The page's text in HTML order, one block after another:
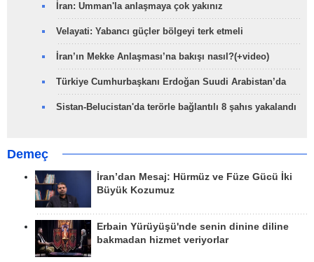
İran: Umman'la anlaşmaya çok yakınız
Velayati: Yabancı güçler bölgeyi terk etmeli
İran’ın Mekke Anlaşması’na bakışı nasıl?(+video)
Türkiye Cumhurbaşkanı Erdoğan Suudi Arabistan’da
Sistan-Belucistan'da terörle bağlantılı 8 şahıs yakalandı
Demeç
İran’dan Mesaj: Hürmüz ve Füze Gücü İki
Büyük Kozumuz
Erbain Yürüyüşü'nde senin dinine diline
bakmadan hizmet veriyorlar